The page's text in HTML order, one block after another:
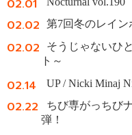
02.01
02.02 第7回冬のレイン
02.02
そうじゃないひ
ト～
02.14 UP / Nicki Minaj
02.22
ちび専がっちび
弾！